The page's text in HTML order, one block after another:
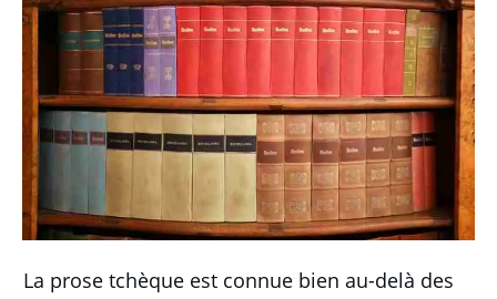
La prose tchèque est connue bien au-delà des